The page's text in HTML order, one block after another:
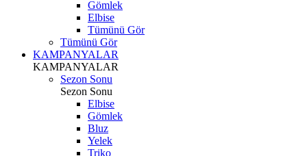
Gömlek
Elbise
Tümünü Gör
Tümünü Gör
KAMPANYALAR
KAMPANYALAR
Sezon Sonu
Sezon Sonu
Elbise
Gömlek
Bluz
Yelek
Triko